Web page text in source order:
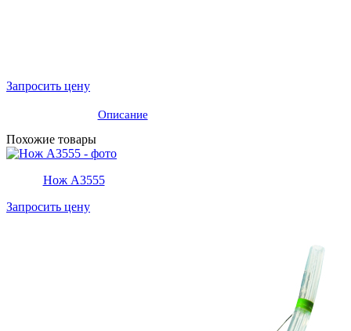
Запросить цену
Описание
Похожие товары
Нож A3555
Запросить цену